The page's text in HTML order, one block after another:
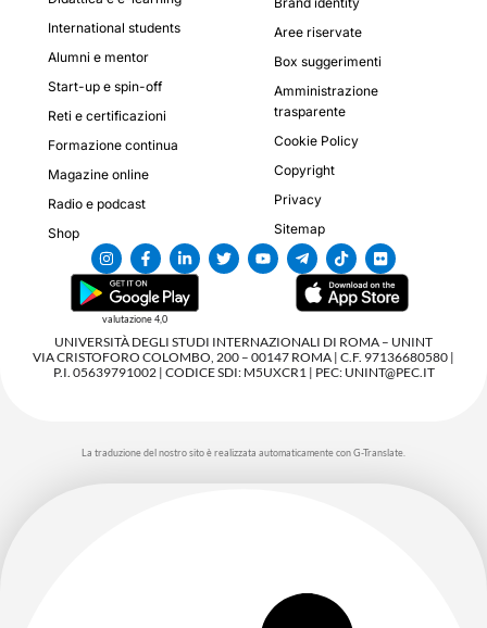
International students
Alumni e mentor
Start-up e spin-off
Reti e certificazioni
Formazione continua
Magazine online
Radio e podcast
Shop
Aree riservate
Box suggerimenti
Amministrazione
trasparente
Cookie Policy
Copyright
Privacy
Sitemap
valutazione 4,0
UNIVERSITÀ DEGLI STUDI INTERNAZIONALI DI ROMA – UNINT
VIA CRISTOFORO COLOMBO, 200 – 00147 ROMA | C.F. 97136680580 |
P.I. 05639791002 | CODICE SDI: M5UXCR1 | PEC: UNINT@PEC.IT
La traduzione del nostro sito è realizzata automaticamente con G-Translate.